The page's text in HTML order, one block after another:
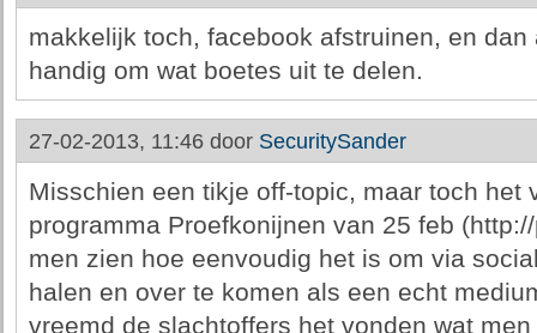
makkelijk toch, facebook afstruinen, en
handig om wat boetes uit te delen.
27-02-2013, 11:46 door SecuritySander
Misschien een tikje off-topic, maar toch het
programma Proefkonijnen van 25 feb
men zien hoe eenvoudig het is om via
halen en over te komen als een echt
vreemd de slachtoffers het vonden wat